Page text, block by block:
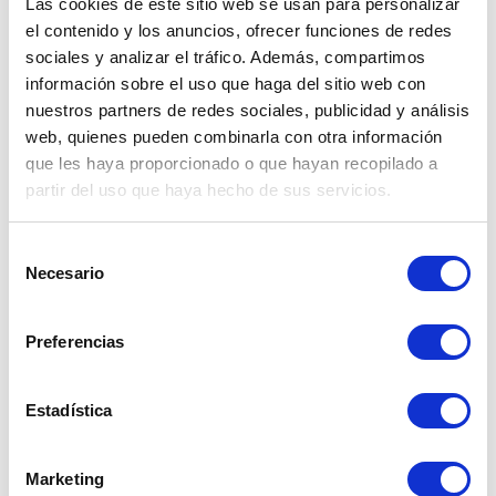
Las cookies de este sitio web se usan para personalizar
el contenido y los anuncios, ofrecer funciones de redes
sociales y analizar el tráfico. Además, compartimos
información sobre el uso que haga del sitio web con
nuestros partners de redes sociales, publicidad y análisis
web, quienes pueden combinarla con otra información
que les haya proporcionado o que hayan recopilado a
partir del uso que haya hecho de sus servicios.
Necesario
Preferencias
Estadística
Marketing
MARTILLO DE CONTRAPESOS
Ressenyes:0
Preu
25,95 €
 Afegir al carret
